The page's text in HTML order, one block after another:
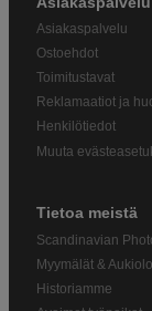
Asiakaspalvelu
Ostoehdot
Toimitustavat
Reklamaatiot ja
Henkilötiedot
Muuta
Tietoa meistä
Scandinavian
Myymälät &
Historiamme